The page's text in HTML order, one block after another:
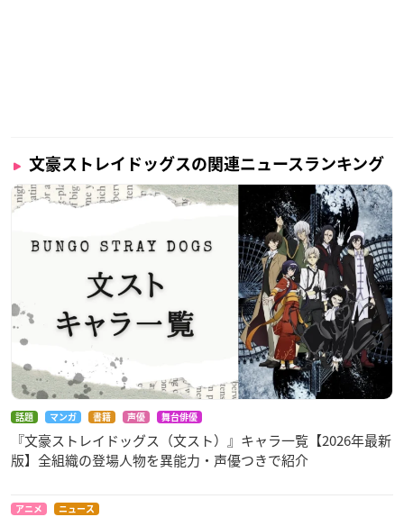
文豪ストレイドッグスの関連ニュースランキング
話題 マンガ 書籍 声優 舞台俳優
『文豪ストレイドッグス（文スト）』キャラ一覧【2026年最新
版】全組織の登場人物を異能力・声優つきで紹介
アニメ ニュース